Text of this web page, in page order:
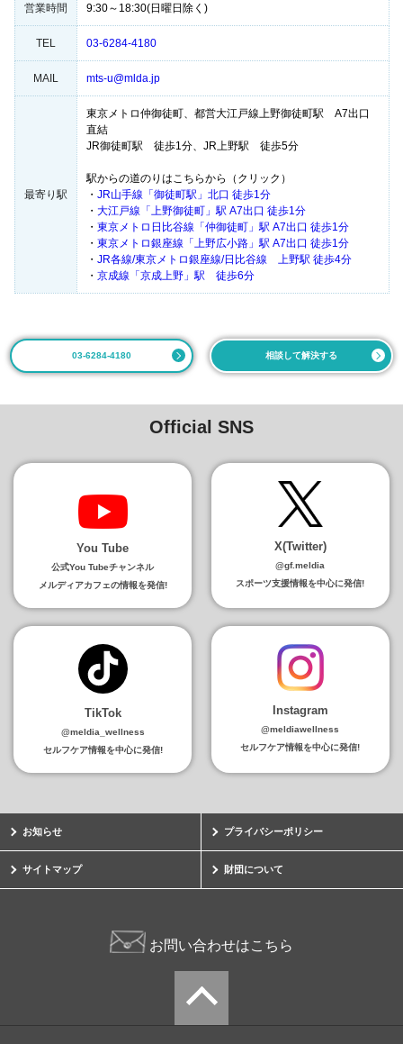
営業時間 9:30～18:30(日曜日除く)
TEL 03-6284-4180
MAIL mts-u@mlda.jp
最寄り駅
東京メトロ仲御徒町、都営大江戸線上野御徒町駅 A7出口
直結
JR御徒町駅 徒歩1分、JR上野駅 徒歩5分
駅からの道のりはこちらから（クリック）
・ JR山手線「御徒町駅」北口 徒歩1分
・ 大江戸線「上野御徒町」駅 A7出口 徒歩1分
・ 東京メトロ日比谷線「仲御徒町」駅 A7出口 徒歩1分
・ 東京メトロ銀座線「上野広小路」駅 A7出口 徒歩1分
・ JR各線/東京メトロ銀座線/日比谷線 上野駅 徒歩4分
・ 京成線「京成上野」駅 徒歩6分
03-6284-4180 相談して解決する
Official SNS
You Tube
公式You Tubeチャンネル
メルディアカフェの情報を発信!
X(Twitter)
@gf.meldia
スポーツ支援情報を中心に発信!
TikTok
@meldia_wellness
セルフケア情報を中心に発信!
Instagram
@meldiawellness
セルフケア情報を中心に発信!
お知らせ プライバシーポリシー
サイトマップ 財団について
お問い合わせはこちら